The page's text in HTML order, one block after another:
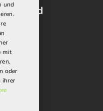
und
und
mit
oder
ihrer